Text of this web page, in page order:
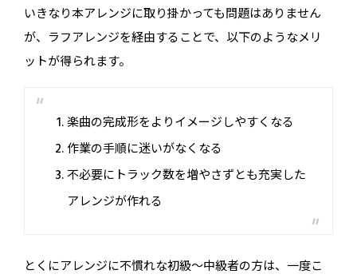
いきなり本アレンジに取り掛かっても問題はありません
が、ラフアレンジを経由することで、以下のようなメリ
ットが得られます。
楽曲の完成形をよりイメージしやすくなる
作業の手順に迷いがなくなる
不必要にトラック数を増やさずとも充実した
アレンジが作れる
とくにアレンジに不慣れな初級〜中級者の方は、一度こ